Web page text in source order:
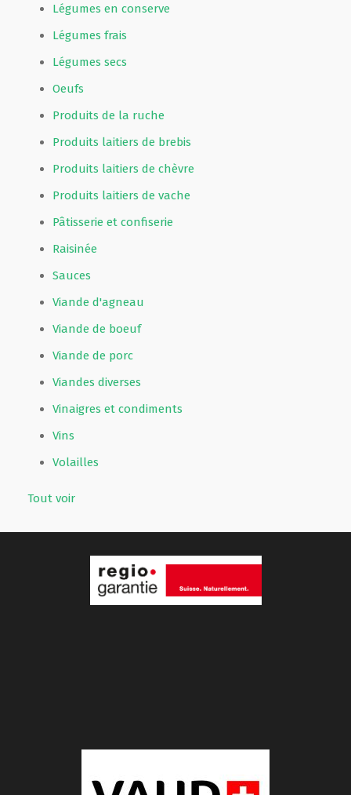
Légumes en conserve
Légumes frais
Légumes secs
Oeufs
Produits de la ruche
Produits laitiers de brebis
Produits laitiers de chèvre
Produits laitiers de vache
Pâtisserie et confiserie
Raisinée
Sauces
Viande d'agneau
Viande de boeuf
Viande de porc
Viandes diverses
Vinaigres et condiments
Vins
Volailles
Tout voir